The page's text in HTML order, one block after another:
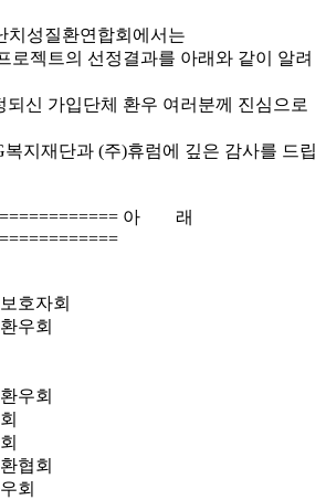
치성질환연합회에서는
로젝트의 선정결과를 아래와 같이 알려
되신 가입단체 환우 여러분께 진심으로
지재단과 (주)휴럼에 깊은 감사를 드립
아 래
호자회
우회
우회
협회
회